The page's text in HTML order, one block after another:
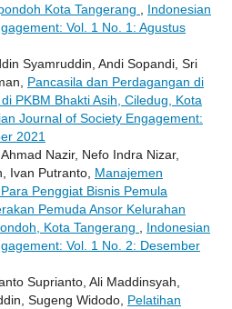
Kota Tangerang
Indonesian
Vol. 1 No. 1: Agustus
Syamruddin, Andi Sopandi, Sri
Pancasila dan Perdagangan di
PKBM Bhakti Asih, Ciledug, Kota
Journal of Society Engagement:
2021
Nazir, Nefo Indra Nizar,
Ivan Putranto, Manajemen
Penggiat Bisnis Pemula
Pemuda Ansor Kelurahan
Kota Tangerang
Indonesian
Vol. 1 No. 2: Desember
Suprianto, Ali Maddinsyah,
Sugeng Widodo, Pelatihan